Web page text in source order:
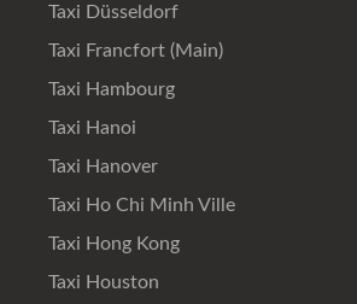
Taxi Düsseldorf
Taxi Francfort (Main)
Taxi Hambourg
Taxi Hanoi
Taxi Hanover
Taxi Ho Chi Minh Ville
Taxi Hong Kong
Taxi Houston